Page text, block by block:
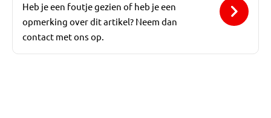
Heb je een foutje gezien of heb je een
opmerking over dit artikel? Neem dan
contact met ons op.